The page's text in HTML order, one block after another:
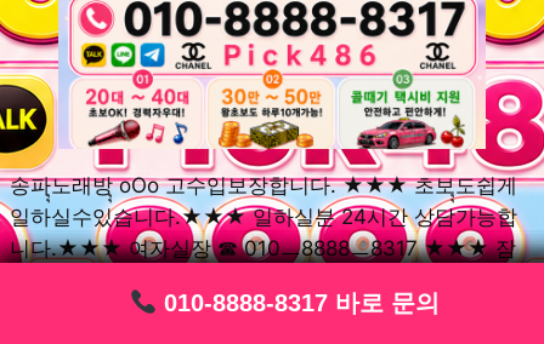
010-8888-8317 바로 문의
010-8888-8317 바로 문의
010-8888-8317 바로 문의
010-8888-8317 바로 문의
010-8888-8317 바로 문의
010-8888-8317 바로 문의
송파ุุ노래방ุุ oOo 고수입보장합니다. ★★★ 초보ุุ도쉽게
일하실수있습니다.★★★ 일하실분 24시간 상담가능합
니다.★★★ 여자실장 ☎ 010ㅡ8888ㅡ8317 ★★★ 잠
세요. 여성ㅣุุ알바ุุㅣ여기 신천동ุุ노래방ุุ ◞✿ 풍납동ุุ노래방ุุ
010-8888-8317 바로 문의
010-8888-8317 바로 문의
010-8888-8317 바로 문의